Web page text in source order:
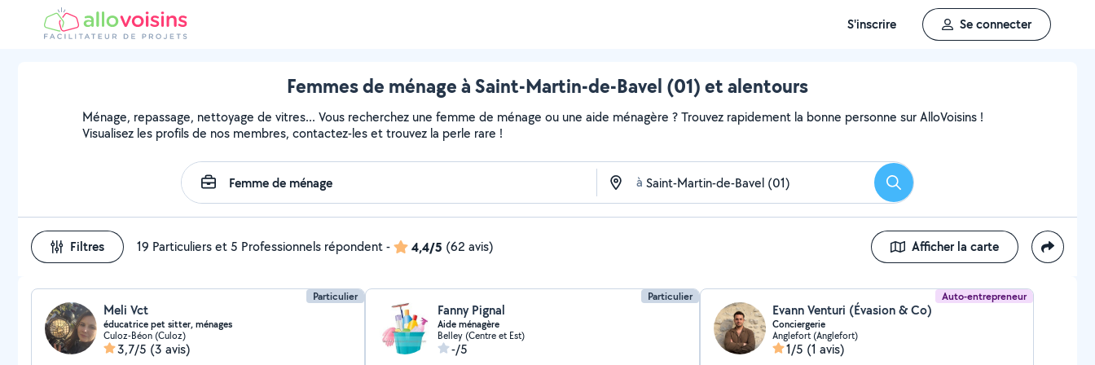
S'inscrire Se connecter
Femmes de ménage à Saint-Martin-de-Bavel (01) et alentours
Ménage, repassage, nettoyage de vitres... Vous recherchez une femme de ménage ou une aide ménagère ? Trouvez rapidement la bonne personne sur AlloVoisins !
Visualisez les profils de nos membres, contactez-les et trouvez la perle rare !
à Rechercher
Filtres 19 Particuliers et 5 Professionnels répondent- 4,4/5 (62 avis) Afficher la carte
Particulier
Meli Vct
éducatrice pet sitter, ménages
Culoz-Béon (Culoz)
3,7/5 (3 avis)
Particulier
Fanny Pignal
Aide ménagère
Belley (Centre et Est)
-/5
Auto-entrepreneur
Evann Venturi (Évasion & Co)
Conciergerie
Anglefort (Anglefort)
1/5 (1 avis)